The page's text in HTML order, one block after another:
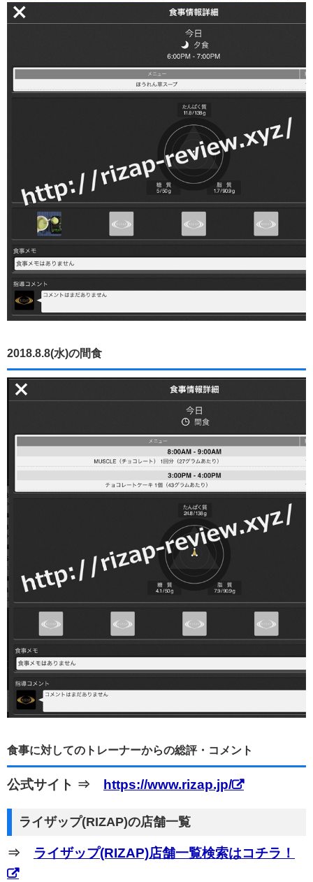
2018.8.8(水)の間食
食事に対してのトレーナーからの総評・コメント
公式サイト ⇒ https://www.rizap.jp/
ライザップ(RIZAP)の店舗一覧
⇒ ライザップ(RIZAP)店舗一覧検索はコチラ！